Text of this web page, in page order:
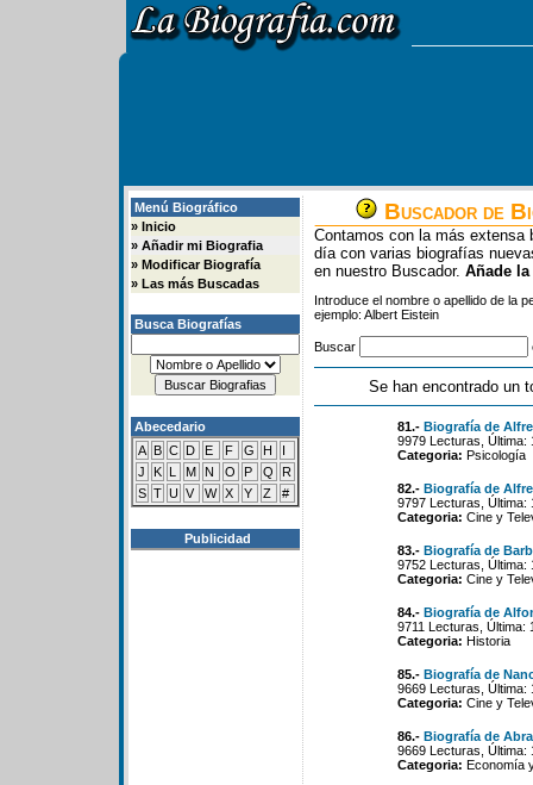
Menú Biográfico
» Inicio
» Añadir mi Biografia
» Modificar Biografía
» Las más Buscadas
Busca Biografías
Abecedario
A B C D E F G H
I
J
K L M N O P Q
R
S T U V W X Y Z #
Publicidad
Buscador de
Contamos con la más extensa
día con varias biografías
en nuestro Buscador. Añade
Introduce el nombre o apellido de la
ejemplo: Albert Eistein
Buscar
Se han encontrado un
81.- Biografía de
9979 Lecturas, Última:
Categoria: Psicología
82.- Biografía de
9797 Lecturas, Última:
Categoria: Cine y
83.- Biografía de
9752 Lecturas, Última:
Categoria: Cine y
84.- Biografía de
9711 Lecturas, Última:
Categoria: Historia
85.- Biografía de
9669 Lecturas, Última:
Categoria: Cine y
86.- Biografía de
9669 Lecturas, Última:
Categoria: Economía